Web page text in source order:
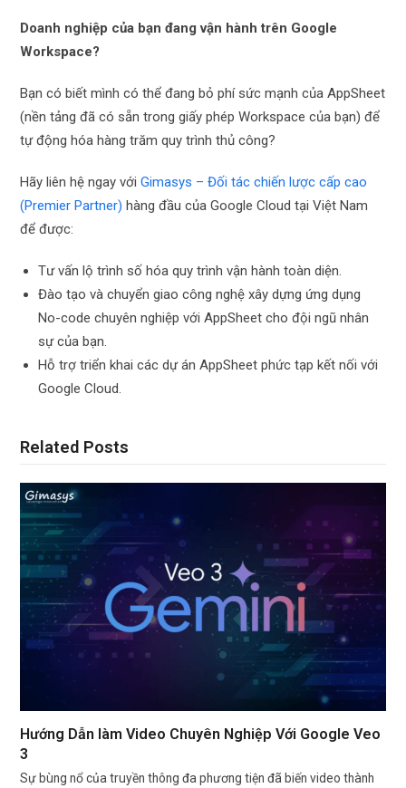
Doanh nghiệp của bạn đang vận hành trên Google
Workspace?
Bạn có biết mình có thể đang bỏ phí sức mạnh của AppSheet
(nền tảng đã có sẵn trong giấy phép Workspace của bạn) để
tự động hóa hàng trăm quy trình thủ công?
Hãy liên hệ ngay vớiGimasys – Đối tác chiến lược cấp cao
(Premier Partner) hàng đầu của Google Cloud tại Việt Nam
để được:
Tư vấn lộ trình số hóa quy trình vận hành toàn diện.
Đào tạo và chuyển giao công nghệ xây dựng ứng dụng
No-code chuyên nghiệp với AppSheet cho đội ngũ nhân
sự của bạn.
Hỗ trợ triển khai các dự án AppSheet phức tạp kết nối với
Google Cloud.
Related Posts
Hướng Dẫn làm Video Chuyên Nghiệp Với Google Veo
3
Sự bùng nổ của truyền thông đa phương tiện đã biến video thành